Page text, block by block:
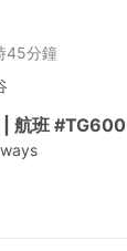
45分鐘
| 航班 #TG600